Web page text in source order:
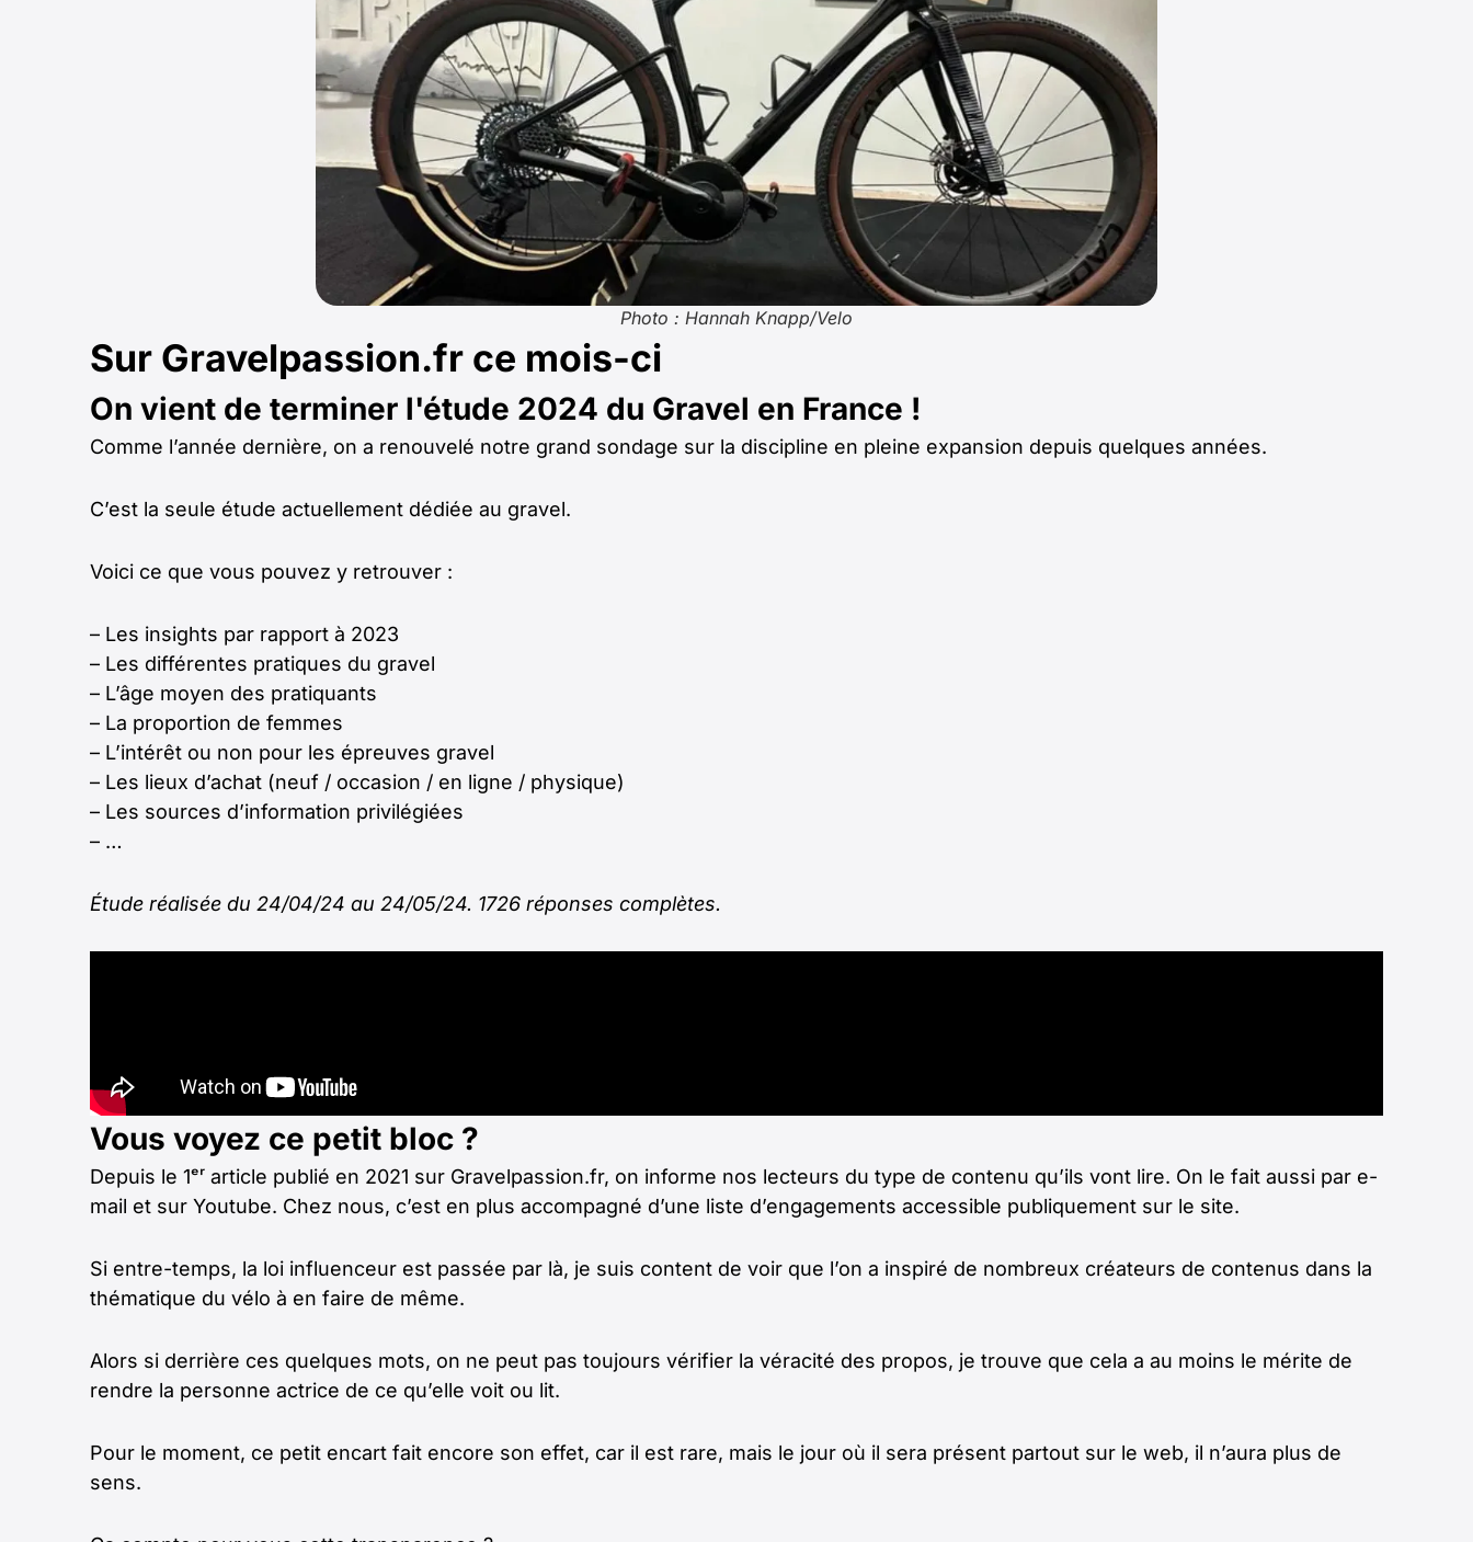
Photo : Hannah Knapp/Velo
Sur Gravelpassion.fr ce mois-ci
On vient de terminer l'étude 2024 du Gravel en France !
Comme l’année dernière, on a renouvelé notre grand sondage sur la discipline en pleine expansion depuis quelques années.
C’est la seule étude actuellement dédiée au gravel.
Voici ce que vous pouvez y retrouver :
– Les insights par rapport à 2023
– Les différentes pratiques du gravel
– L’âge moyen des pratiquants
– La proportion de femmes
– L’intérêt ou non pour les épreuves gravel
– Les lieux d’achat (neuf / occasion / en ligne / physique)
– Les sources d’information privilégiées
– …
Étude réalisée du 24/04/24 au 24/05/24. 1726 réponses complètes.
Vous voyez ce petit bloc ?
Depuis le 1ᵉʳ article publié en 2021 sur Gravelpassion.fr, on informe nos lecteurs du type de contenu qu’ils vont lire. On le fait aussi par e-
mail et sur Youtube. Chez nous, c’est en plus accompagné d’une liste d’engagements accessible publiquement sur le site.
Si entre-temps, la loi influenceur est passée par là, je suis content de voir que l’on a inspiré de nombreux créateurs de contenus dans la
thématique du vélo à en faire de même.
Alors si derrière ces quelques mots, on ne peut pas toujours vérifier la véracité des propos, je trouve que cela a au moins le mérite de
rendre la personne actrice de ce qu’elle voit ou lit.
Pour le moment, ce petit encart fait encore son effet, car il est rare, mais le jour où il sera présent partout sur le web, il n’aura plus de
sens.